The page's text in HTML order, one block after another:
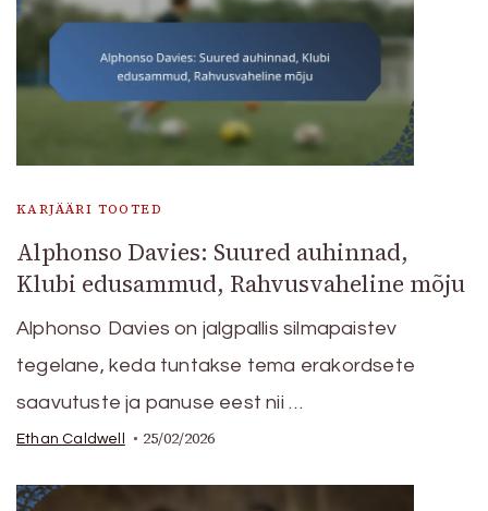
KARJÄÄRI TOOTED
Alphonso Davies: Suured auhinnad,
Klubi edusammud, Rahvusvaheline mõju
Alphonso Davies on jalgpallis silmapaistev
tegelane, keda tuntakse tema erakordsete
saavutuste ja panuse eest nii …
Ethan Caldwell 25/02/2026